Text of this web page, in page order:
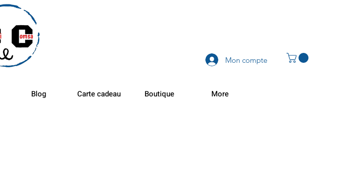
Mon compte
Blog Carte cadeau Boutique More